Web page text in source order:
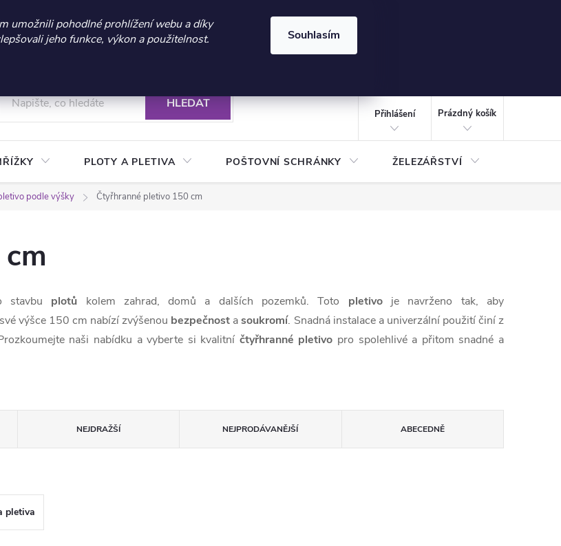
při nákupu nad 3.000 Kč | Platnost do 21.9.2026 ⏰ | Kód: LÉTO2026
umožnili pohodlné prohlížení webu a díky
jeho funkce, výkon a použitelnost.
Souhlasím
+420 604 269 200
zboží Podmínky ochrany osobních údajů
HLEDAT
Přihlášení
KOŠÍK
Prázdný košík
PLOTY A PLETIVA POŠTOVNÍ SCHRÁNKY ŽELEZÁŘSTVÍ
podle výšky Čtyřhranné pletivo 150 cm
stavbu plotů kolem zahrad, domů a dalších pozemků. Toto pletivoje navrženo tak, aby
výšce 150 cm nabízí zvýšenou bezpečnost asoukromí. Snadná instalace a univerzální použití činí z
naši nabídku a vyberte si kvalitní čtyřhranné pletivo pro spolehlivé a přitom snadné a
NEJDRAŽŠÍ NEJPRODÁVANĚJŠÍ ABECEDNĚ
pletiva